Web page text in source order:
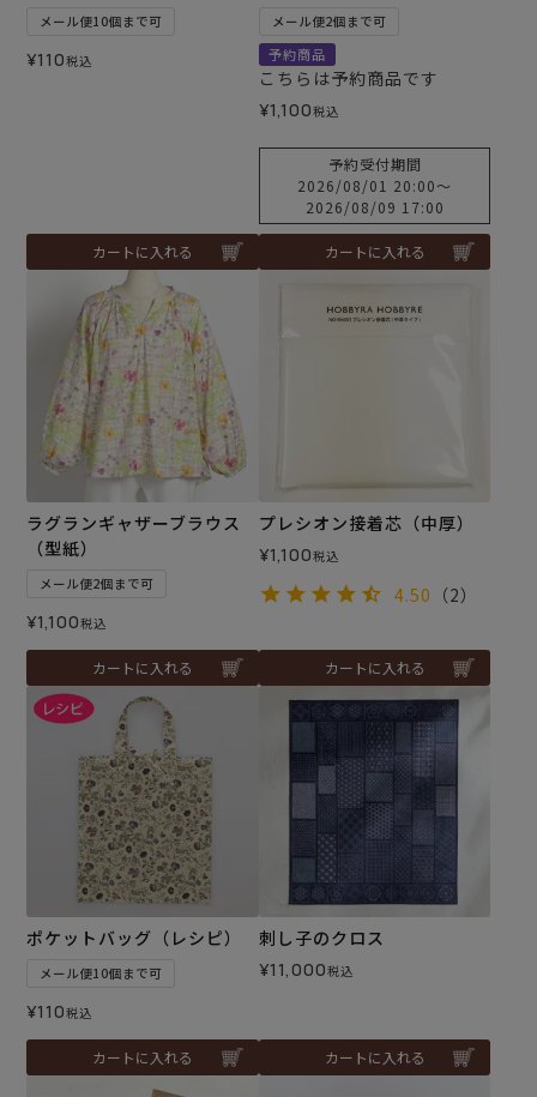
メール便10個まで可
¥110税込
カートに入れる
メール便2個まで可
予約商品
こちらは予約商品です
¥1,100税込
予約受付期間
2026/08/01 20:00〜
2026/08/09 17:00
カートに入れる
ラグランギャザーブラウス
（型紙）
メール便2個まで可
¥1,100税込
カートに入れる
プレシオン接着芯（中厚）
¥1,100税込
4.50 （2）
カートに入れる
ポケットバッグ（レシピ）
メール便10個まで可
¥110税込
カートに入れる
刺し子のクロス
¥11,000税込
カートに入れる